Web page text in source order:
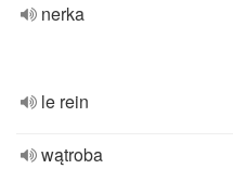
nerka
le rein
wątroba